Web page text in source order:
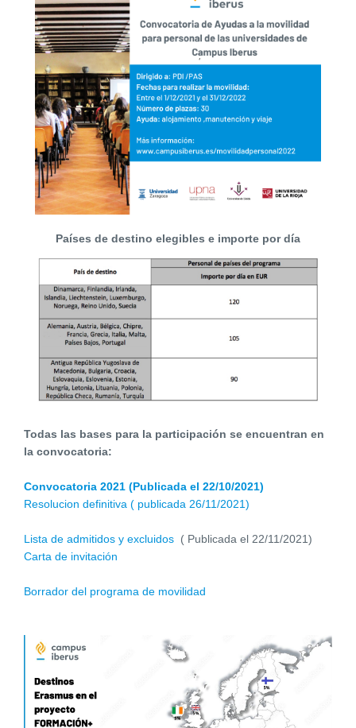
Países de destino elegibles e importe por día
Todas las bases para la participación se encuentran en
la convocatoria:
Convocatoria 2021 (Publicada el 22/10/2021)
Resolucion definitiva ( publicada 26/11/2021)
Lista de admitidos y excluidos ( Publicada el 22/11/2021)
Carta de invitación
Borrador del programa de movilidad